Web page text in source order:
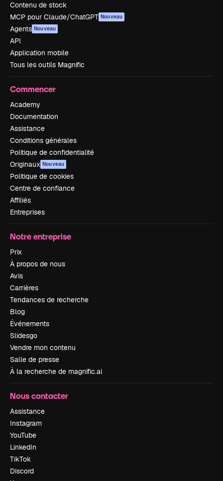
Contenu de stock
MCP pour Claude/ChatGPT Nouveau
Agents Nouveau
API
Application mobile
Tous les outils Magnific
Commencer
Academy
Documentation
Assistance
Conditions générales
Politique de confidentialité
Originaux Nouveau
Politique de cookies
Centre de confiance
Affiliés
Entreprises
Notre entreprise
Prix
À propos de nous
Avis
Carrières
Tendances de recherche
Blog
Événements
Slidesgo
Vendre mon contenu
Salle de presse
À la recherche de magnific.ai
Nous contacter
Assistance
Instagram
YouTube
LinkedIn
TikTok
Discord